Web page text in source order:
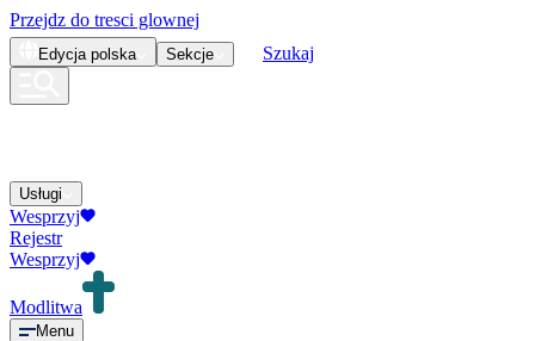
Przejdz do tresci glownej
Edycja polska Sekcje Szukaj
Usługi
Wesprzyj
Rejestr
Wesprzyj
Modlitwa
Menu